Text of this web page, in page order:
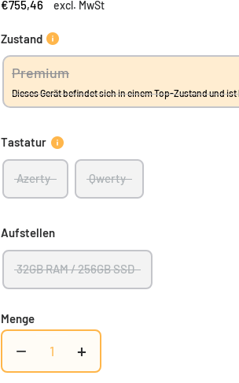
€755,46 excl. MwSt
Zustand
Premium
Dieses Gerät befindet sich in einem Top-Zustand und
Tastatur
Azerty Qwerty
Aufstellen
32GB RAM / 256GB SSD
Menge
− +